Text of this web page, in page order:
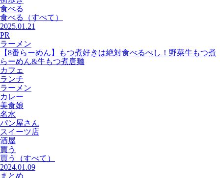
食べる
食べる
（すべて）
2025.01.21
PR
ラーメン
【8番らーめん】もつ煮好きは絶対食べるべし！野菜牛もつ煮
らーめん&牛もつ煮唐麺
カフェ
ランチ
ラーメン
カレー
美食娘
名水
パン屋さん
スイーツ店
酒屋
買う
買う
（すべて）
2024.01.09
まとめ